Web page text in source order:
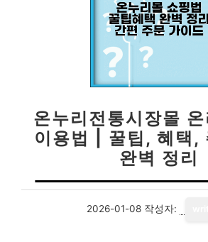
온누리전통시장몰
이용법 | 꿀팁, 혜택,
완벽 정리
2026-01-08 작성자: